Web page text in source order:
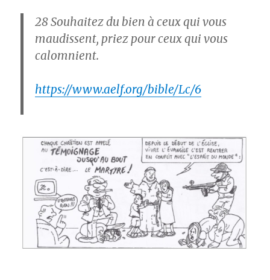
28Souhaitez du bien à ceux qui vous
maudissent, priez pour ceux qui vous
calomnient.
https://www.aelf.org/bible/Lc/6